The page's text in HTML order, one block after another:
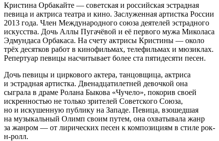
Кристина Орбакайте — советская и российская эстрадная
певица и актриса театра и кино. Заслуженная артистка России
2013 года. Член Международного союза деятелей эстрадного
искусства. Дочь Аллы Пугачёвой и её первого мужа Миколаса
Эдмундаса Орбакаса. На счету актрисы Кристины — около
трёх десятков работ в кинофильмах, телефильмах и мюзиклах.
Репертуар певицы насчитывает более ста пятидесяти песен.
Дочь певицы и циркового актера, танцовщица, актриса
и эстрадная артистка. Двенадцатилетней девочкой она
сыграла в драме Ролана Быкова «Чучело», покорив своей
искренностью не только зрителей Советского Союза,
но и искушенную публику на Западе. Певица, взошедшая
на музыкальный Олимп своим путем, она охватывала жанр
за жанром — от лирических песен к композициям в стиле рок-
н-ролл.